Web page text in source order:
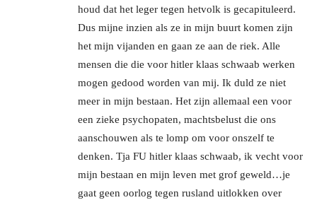
houd dat het leger tegen hetvolk is gecapituleerd.
Dus mijne inzien als ze in mijn buurt komen zijn
het mijn vijanden en gaan ze aan de riek. Alle
mensen die die voor hitler klaas schwaab werken
mogen gedood worden van mij. Ik duld ze niet
meer in mijn bestaan. Het zijn allemaal een voor
een zieke psychopaten, machtsbelust die ons
aanschouwen als te lomp om voor onszelf te
denken. Tja FU hitler klaas schwaab, ik vecht voor
mijn bestaan en mijn leven met grof geweld…je
gaat geen oorlog tegen rusland uitlokken over